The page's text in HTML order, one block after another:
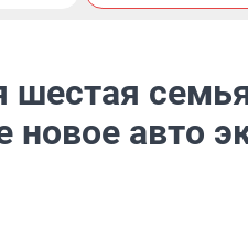
шестая
новое авто